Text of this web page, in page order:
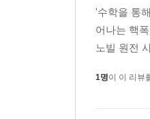
7장 〈팬데믹
전염병에 걸
기업들이 병가
'수학을 통
어나는 핵
노빌 원전
1명이 이 리뷰